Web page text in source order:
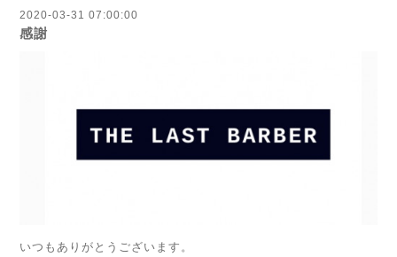
2020-03-31 07:00:00
感謝
いつもありがとうございます。